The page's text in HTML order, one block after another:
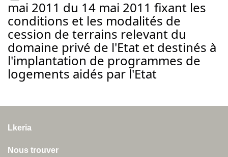
mai 2011 du 14 mai 2011 fixant les
conditions et les modalités de
cession de terrains relevant du
domaine privé de l'Etat et destinés à
l'implantation de programmes de
logements aidés par l'Etat
Lkeria
Nous trouver